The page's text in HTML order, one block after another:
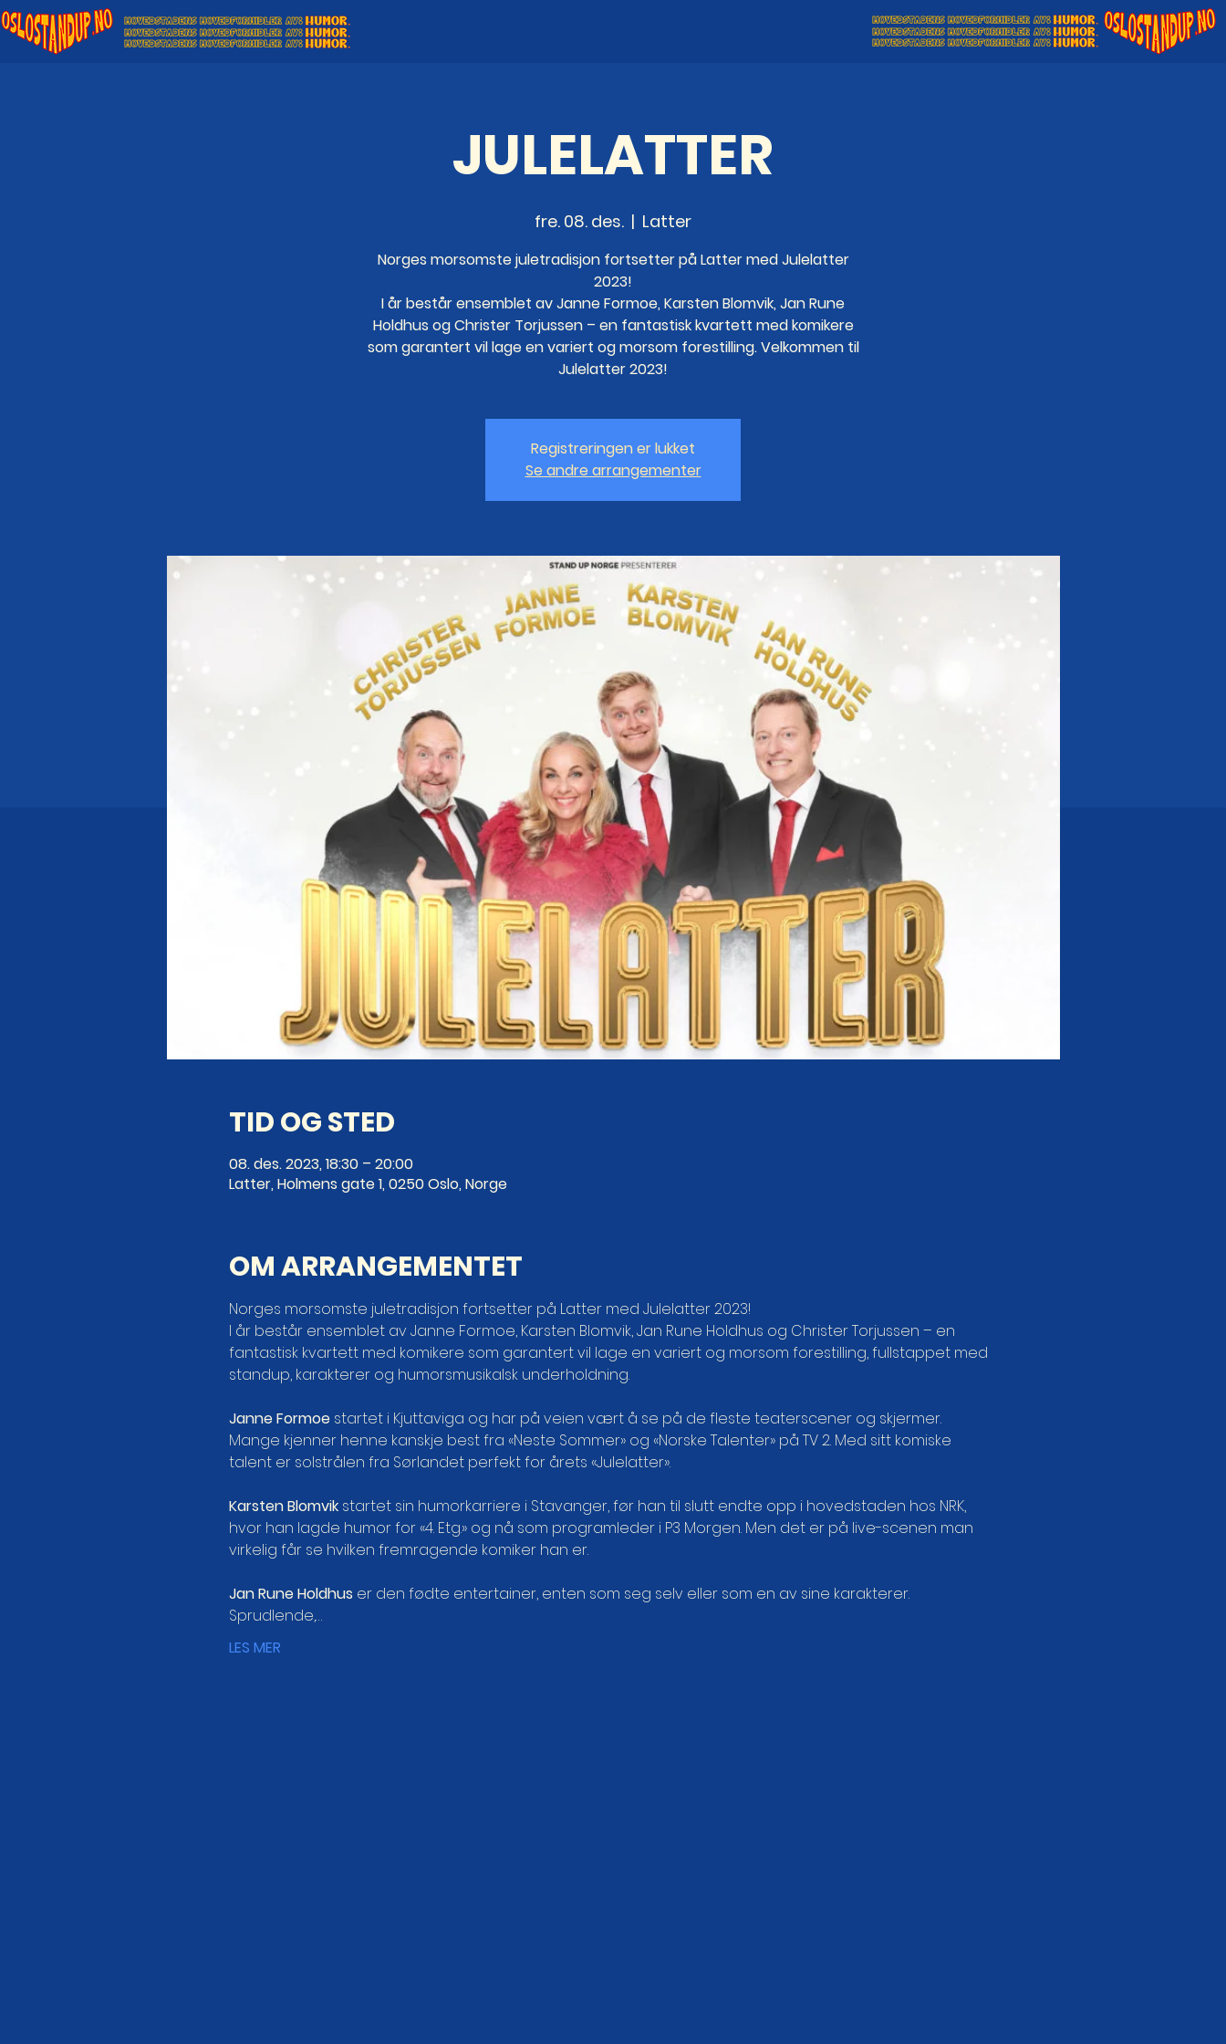
JULELATTER
fre. 08. des.
  |
Latter
Norges morsomste juletradisjon fortsetter på Latter med Julelatter
2023!
I år består ensemblet av Janne Formoe, Karsten Blomvik, Jan Rune
Holdhus og Christer Torjussen – en fantastisk kvartett med komikere
som garantert vil lage en variert og morsom forestilling. Velkommen til
Julelatter 2023!
Registreringen er lukket
Se andre arrangementer
TID OG STED
08. des. 2023, 18:30 – 20:00
Latter, Holmens gate 1, 0250 Oslo, Norge
OM ARRANGEMENTET
Norges morsomste juletradisjon fortsetter på Latter med Julelatter 2023!
I år består ensemblet av Janne Formoe, Karsten Blomvik, Jan Rune Holdhus og Christer Torjussen – en
fantastisk kvartett med komikere som garantert vil lage en variert og morsom forestilling, fullstappet med
standup, karakterer og humorsmusikalsk underholdning.
Janne Formoe startet i Kjuttaviga og har på veien vært å se på de fleste teaterscener og skjermer.
Mange kjenner henne kanskje best fra «Neste Sommer» og «Norske Talenter» på TV 2. Med sitt komiske
talent er solstrålen fra Sørlandet perfekt for årets «Julelatter».
Karsten Blomvik startet sin humorkarriere i Stavanger, før han til slutt endte opp i hovedstaden hos NRK,
hvor han lagde humor for «4. Etg.» og nå som programleder i P3 Morgen. Men det er på live-scenen man
virkelig får se hvilken fremragende komiker han er.
Jan Rune Holdhus er den fødte entertainer, enten som seg selv eller som en av sine karakterer.
Sprudlende,…
LES MER